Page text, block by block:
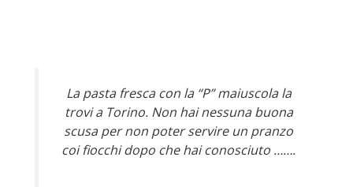
La pasta fresca con la “P” maiuscola la
trovi a Torino. Non hai nessuna buona
scusa per non poter servire un pranzo
coi fiocchi dopo che hai conosciuto …….